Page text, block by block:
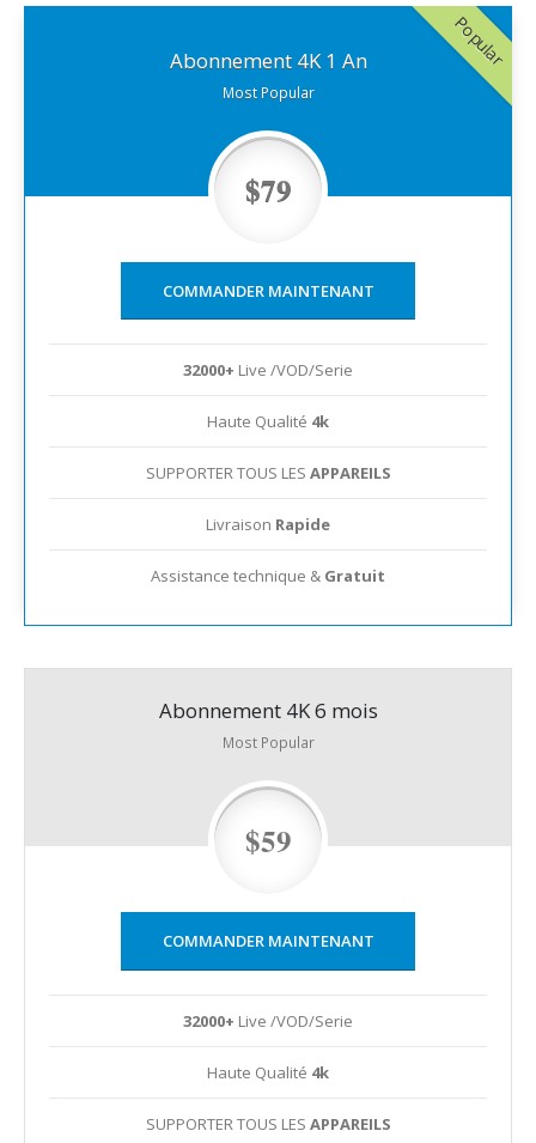
Popular
Abonnement 4K 1 An
Most Popular
$79
COMMANDER MAINTENANT
32000+ Live /VOD/Serie
Haute Qualité 4k
SUPPORTER TOUS LES APPAREILS
Livraison Rapide
Assistance technique & Gratuit
Abonnement 4K 6 mois
Most Popular
$59
COMMANDER MAINTENANT
32000+ Live /VOD/Serie
Haute Qualité 4k
SUPPORTER TOUS LES APPAREILS